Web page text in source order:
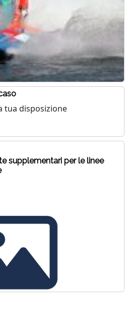
tua disposizione
supplementari per le linee